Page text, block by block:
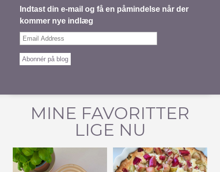
Indtast din e-mail og få en påmindelse når der
kommer nye indlæg
Email
Abonnér på blog
MINE FAVORITTER
LIGE NU